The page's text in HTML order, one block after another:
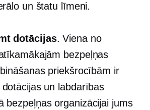
un štatu līmeni.
dotācijas. Viena no
bezpeļņas
priekšrocībām ir
un labdarības
bezpeļņas organizācijai jums